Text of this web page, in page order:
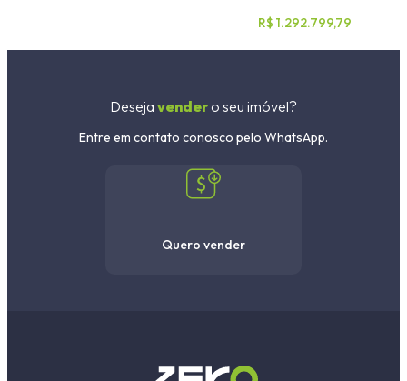
R$ 1.292.799,79
Deseja vendero seu imóvel?
Entre em contato conosco pelo WhatsApp.
Quero vender